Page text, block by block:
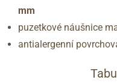
mm
puzetkové náušnice
antialergenní